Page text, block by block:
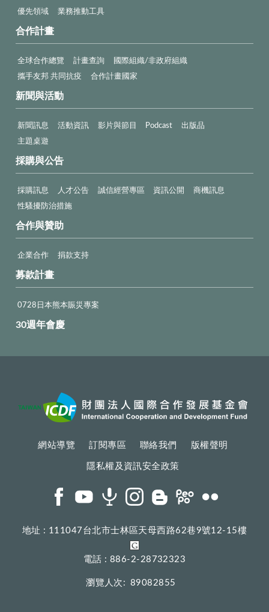
優先領域 業務推動工具
合作計畫
全球合作總覽 計畫查詢
國際組織/非政府組織
攜手友邦 共同抗疫
合作計畫國家
新聞與活動
新聞訊息 活動資訊 影片與節目 Podcast
出版品
主題桌遊
採購與公告
採購訊息 人才公告 誠信經營專區 資訊公開
商機訊息
性騷擾防治措施
合作與贊助
企業合作 捐款支持
募款計畫
0728日本熊本賑災專案
30週年會慶
網站導覽 訂閱專區 聯絡我們 版權聲明
隱私權及資訊安全政策
地址 : 111047台北市士林區天母西路62巷9號12-15樓
電話 : 886-2-28732323
瀏覽人次: 89082855